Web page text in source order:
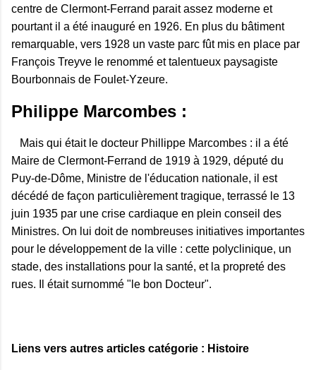
centre de Clermont-Ferrand parait assez moderne et
pourtant il a été inauguré en 1926. En plus du bâtiment
remarquable, vers 1928 un vaste parc fût mis en place par
François Treyve le renommé et talentueux paysagiste
Bourbonnais de Foulet-Yzeure.
Philippe Marcombes :
Mais qui était le docteur Phillippe Marcombes : il a été
Maire de Clermont-Ferrand de 1919 à 1929, député du
Puy-de-Dôme, Ministre de l'éducation nationale, il est
décédé de façon particulièrement tragique, terrassé le 13
juin 1935 par une crise cardiaque en plein conseil des
Ministres. On lui doit de nombreuses initiatives importantes
pour le développement de la ville : cette polyclinique, un
stade, des installations pour la santé, et la propreté des
rues. Il était surnommé "le bon Docteur".
Liens vers autres articles catégorie : Histoire